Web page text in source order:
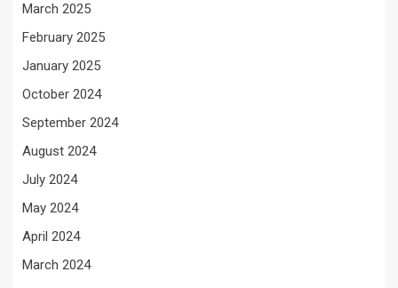
March 2025
February 2025
January 2025
October 2024
September 2024
August 2024
July 2024
May 2024
April 2024
March 2024